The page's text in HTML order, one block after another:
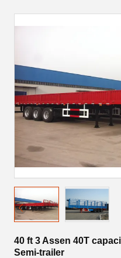
40 ft 3 Assen 40T
Semi-trailer